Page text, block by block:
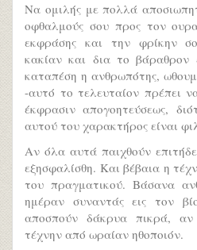
Να ομιλής με πολλά
οφθαλμούς σου προς τον
εκφράσης και την φρίκην
κακίαν και δια το βάραθρον
καταπέση η ανθρωπότης,
-αυτό το τελευταίον πρέπει
έκφρασιν απογοητεύσεως,
αυτού του χαρακτήρος είναι
Αν όλα αυτά παιχθούν
εξησφαλίσθη. Kαι βέβαια η
του πραγματικού. Bάσανα
ημέραν συναντάς εις τον
αποσπούν δάκρυα πικρά,
τέχνην από ωραίαν ηθοποιόν.